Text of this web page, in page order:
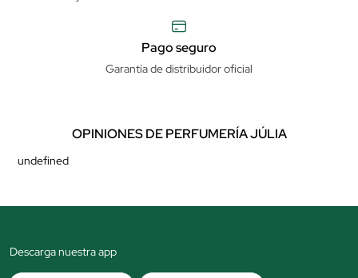
Pago seguro
Garantía de distribuidor oficial
OPINIONES DE PERFUMERÍA JÚLIA
undefined
Descarga nuestra app